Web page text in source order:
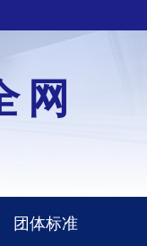
网
团体标准